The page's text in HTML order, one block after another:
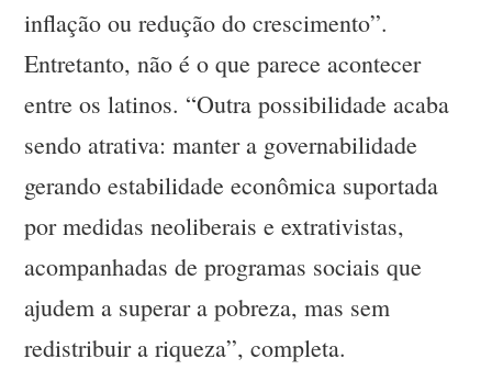
inflação ou redução do crescimento”.
Entretanto, não é o que parece acontecer
entre os latinos. “Outra possibilidade acaba
sendo atrativa: manter a governabilidade
gerando estabilidade econômica suportada
por medidas neoliberais e extrativistas,
acompanhadas de programas sociais que
ajudem a superar a pobreza, mas sem
redistribuir a riqueza”, completa.